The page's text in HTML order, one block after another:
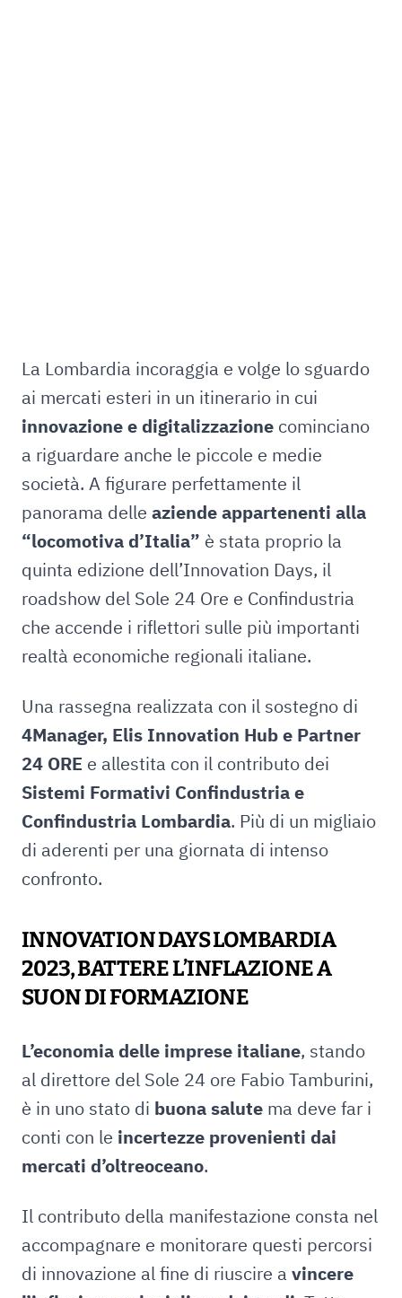
La Lombardia incoraggia e volge lo sguardo
ai mercati esteri in un itinerario in cui
innovazione e digitalizzazione cominciano
a riguardare anche le piccole e medie
società. A figurare perfettamente il
panorama delle aziende appartenenti alla
“locomotiva d’Italia” è stata proprio la
quinta edizione dell’Innovation Days, il
roadshow del Sole 24 Ore e Confindustria
che accende i riflettori sulle più importanti
realtà economiche regionali italiane.
Una rassegna realizzata con il sostegno di
4Manager, Elis Innovation Hub e Partner
24 ORE e allestita con il contributo dei
Sistemi Formativi Confindustria e
Confindustria Lombardia. Più di un migliaio
di aderenti per una giornata di intenso
confronto.
INNOVATION DAYS LOMBARDIA
2023, BATTERE L’INFLAZIONE A
SUON DI FORMAZIONE
L’economia delle imprese italiane, stando
al direttore del Sole 24 ore Fabio Tamburini,
è in uno stato di buona salute ma deve far i
conti con le incertezze provenienti dai
mercati d’oltreoceano.
Il contributo della manifestazione consta nel
accompagnare e monitorare questi percorsi
di innovazione al fine di riuscire a vincere